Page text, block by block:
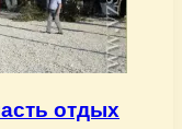
отдых